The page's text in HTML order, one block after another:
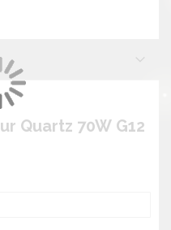
Quartz 70W G12